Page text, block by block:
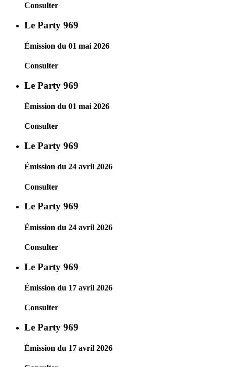
Consulter
Le Party 969
Émission du 01 mai 2026
Consulter
Le Party 969
Émission du 01 mai 2026
Consulter
Le Party 969
Émission du 24 avril 2026
Consulter
Le Party 969
Émission du 24 avril 2026
Consulter
Le Party 969
Émission du 17 avril 2026
Consulter
Le Party 969
Émission du 17 avril 2026